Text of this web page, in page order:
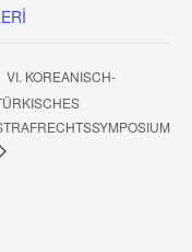
VI. KOREANISCH-